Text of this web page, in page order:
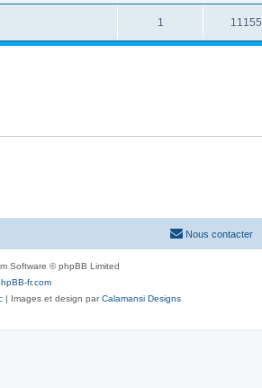
1 11155
Nous contacter
Software © phpBB Limited
fr.com
| Images et design parCalamansi Designs